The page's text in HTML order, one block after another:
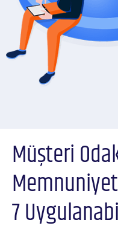
Müşteri
7